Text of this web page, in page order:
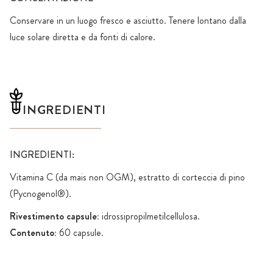
Conservare in un luogo fresco e asciutto. Tenere lontano dalla
luce solare diretta e da fonti di calore.
INGREDIENTI
INGREDIENTI:
Vitamina C (da mais non OGM), estratto di corteccia di pino
(Pycnogenol®).
Rivestimento capsule: idrossipropilmetilcellulosa.
Contenuto: 60 capsule.